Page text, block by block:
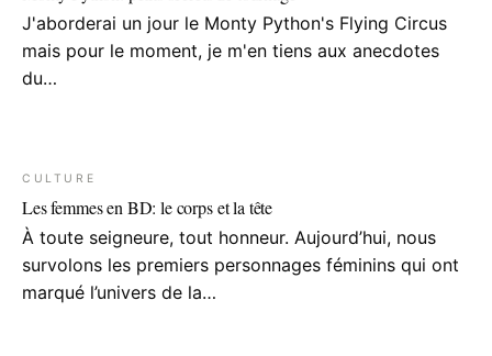
J'aborderai un jour le Monty Python's Flying Circus
mais pour le moment, je m'en tiens aux anecdotes
du…
CULTURE
Les femmes en BD: le corps et la tête
À toute seigneure, tout honneur. Aujourd’hui, nous
survolons les premiers personnages féminins qui ont
marqué l’univers de la…